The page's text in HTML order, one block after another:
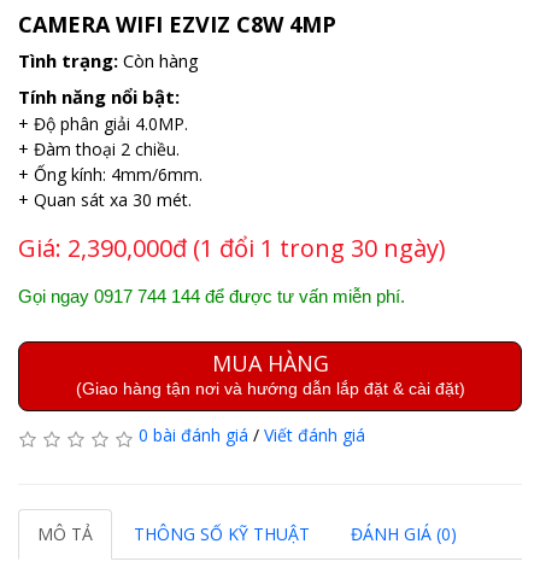
CAMERA WIFI EZVIZ C8W 4MP
Tình trạng: Còn hàng
Tính năng nổi bật:
+ Độ phân giải 4.0MP.
+ Đàm thoại 2 chiều.
+ Ống kính: 4mm/6mm.
+ Quan sát xa 30 mét.
Giá: 2,390,000đ (1 đổi 1 trong 30 ngày)
Gọi ngay 0917 744 144 để được tư vấn miễn phí.
MUA HÀNG
(Giao hàng tận nơi và hướng dẫn lắp đặt & cài đặt)
0 bài đánh giá / Viết đánh giá
MÔ TẢ THÔNG SỐ KỸ THUẬT ĐÁNH GIÁ (0)